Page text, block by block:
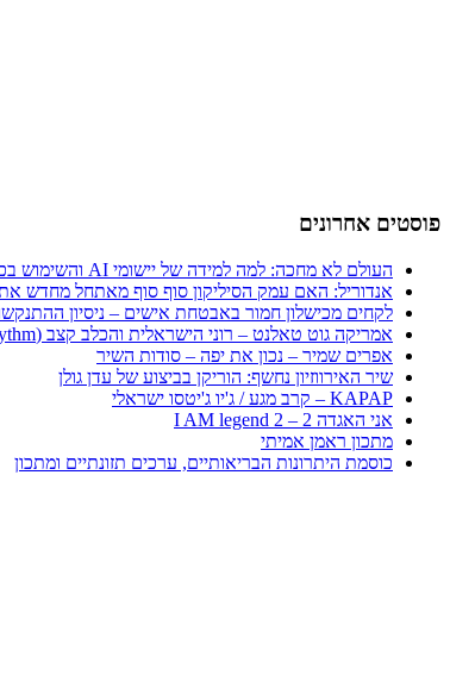
פוסטים אחרונים
העולם לא מחכה: למה למידה של יישומי AI והשימוש בכלים היא כרטיס הכניסה היחיד לכלכלה החדשה
אנדוריל: האם עמק הסיליקון סוף סוף מאתחל מחדש
לקחים מכישלון חמור באבטחת אישים – ניסיון
אמריקה גוט טאלנט – רוני הישראלית והכלב קצב (Rhythm) משגעים את העולם
אפרים שמיר – נכון את יפה – סודות השיר
שיר האירווזיון נחשף: הוריקן בביצוע של עדן גולן
KAPAP – קרב מגע / ג'יו ג'יטסו ישראלי
אני האגדה 2 – I AM legend 2
מתכון ראמן אמיתי
כוסמת היתרונות הבריאותיים, ערכים תזונתיים ומתכון